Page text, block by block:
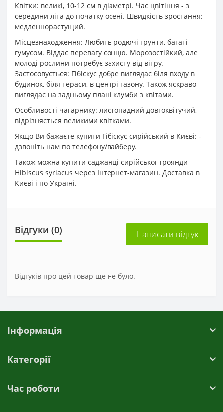
Квітки: великі, 10-12 см в діаметрі. Час цвітіння - з
середини літа до початку осені. Швидкість зростання:
медленнорастущий.
Місцезнаходження: Любить родючі грунти, багаті
гумусом. Віддає перевагу сонцю. Морозостійкий, але
молоді рослини потребує захисту від вітру.
Застосовується: Гібіскус добре виглядає біля входу в
будинок, біля тераси, в центрі газону. Також яскраво
виглядає на задньому плані клумби з квітами.
Особливості чагарнику: листопадний довгоквітучий,
відрізняється великими квітками.
Якщо Ви бажаєте купити Гібіскус сирійський в Києві: -
дзвоніть нам по телефону/вайберу.
Також можна купити саджанці сирійської троянди
Hibiscus syriacus через Інтернет-магазин. Доставка в
Києві і по Україні.
Відгуки (0) Написати відгук
Відгуків про цей товар ще не було.
Інформація
Категорії
Час роботи